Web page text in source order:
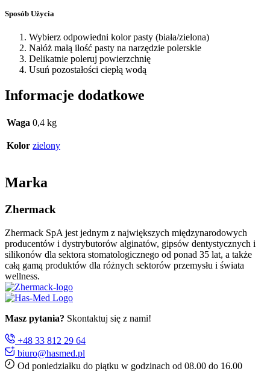
Sposób Użycia
Wybierz odpowiedni kolor pasty (biała/zielona)
Nałóż małą ilość pasty na narzędzie polerskie
Delikatnie poleruj powierzchnię
Usuń pozostałości ciepłą wodą
Informacje dodatkowe
Waga 0,4 kg
Kolor zielony
Marka
Zhermack
Zhermack SpA jest jednym z największych międzynarodowych
producentów i dystrybutorów alginatów, gipsów dentystycznych i
silikonów dla sektora stomatologicznego od ponad 35 lat, a także
całą gamą produktów dla różnych sektorów przemysłu i świata
wellness.
Masz pytania? Skontaktuj się z nami!
+48 33 812 29 64
biuro@hasmed.pl
Od poniedziałku do piątku w godzinach od 08.00 do 16.00